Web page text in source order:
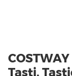
Tasti,